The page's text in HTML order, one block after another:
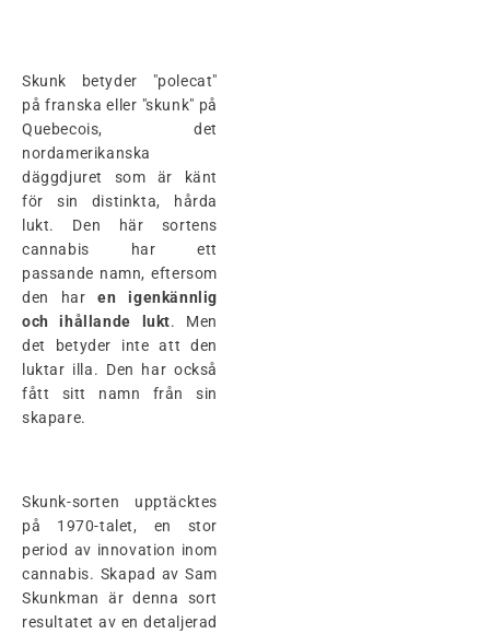
Skunk betyder "polecat"
på franska eller "skunk" på
Quebecois, det
nordamerikanska
däggdjuret som är känt
för sin distinkta, hårda
lukt. Den här sortens
cannabis har ett
passande namn, eftersom
den haren igenkännlig
och ihållande lukt. Men
det betyder inte att den
luktar illa. Den har också
fått sitt namn från sin
skapare.
Skunk-sorten upptäcktes
på 1970-talet, en stor
period av innovation inom
cannabis. Skapad av Sam
Skunkman är denna sort
resultatet av en detaljerad